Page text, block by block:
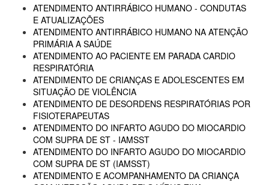
ATENDIMENTO ANTIRRÁBICO HUMANO - CONDUTAS
E ATUALIZAÇÕES
ATENDIMENTO ANTIRRÁBICO HUMANO NA ATENÇÃO
PRIMÁRIA A SAÚDE
ATENDIMENTO AO PACIENTE EM PARADA CARDIO
RESPIRATÓRIA
ATENDIMENTO DE CRIANÇAS E ADOLESCENTES EM
SITUAÇÃO DE VIOLÊNCIA
ATENDIMENTO DE DESORDENS RESPIRATÓRIAS POR
FISIOTERAPEUTAS
ATENDIMENTO DO INFARTO AGUDO DO MIOCARDIO
COM SUPRA DE ST - IAMSST
ATENDIMENTO DO INFARTO AGUDO DO MIOCARDIO
COM SUPRA DE ST (IAMSST)
ATENDIMENTO E ACOMPANHAMENTO DA CRIANÇA